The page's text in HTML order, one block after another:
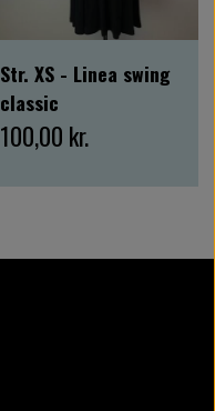
Str. XS - Linea swing
classic
100,00 kr.